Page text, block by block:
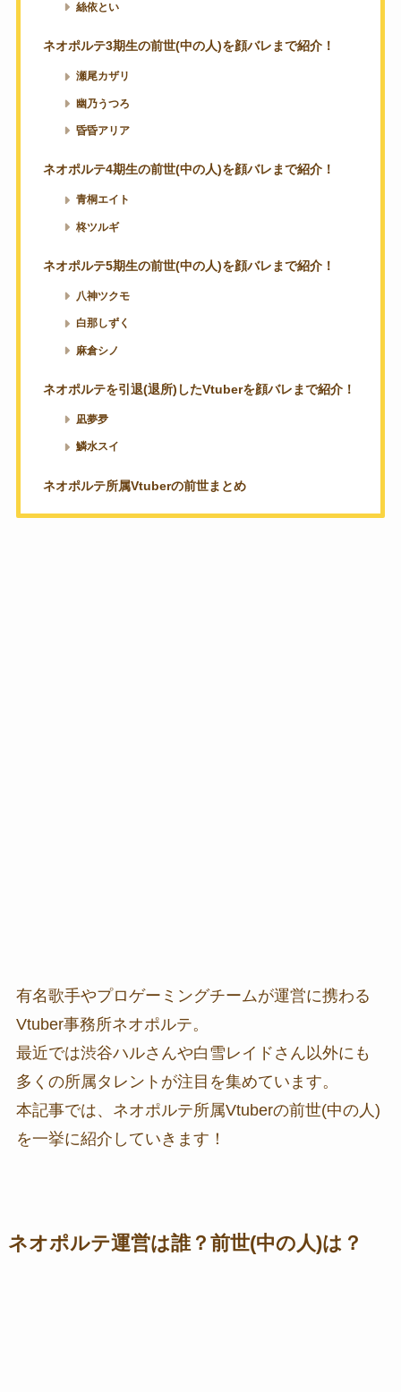
絲依とい
ネオポルテ3期生の前世(中の人)を顔バレまで紹介！
瀬尾カザリ
幽乃うつろ
昏昏アリア
ネオポルテ4期生の前世(中の人)を顔バレまで紹介！
青桐エイト
柊ツルギ
ネオポルテ5期生の前世(中の人)を顔バレまで紹介！
八神ツクモ
白那しずく
麻倉シノ
ネオポルテを引退(退所)したVtuberを顔バレまで紹介！
凪夢夛
鱗水スイ
ネオポルテ所属Vtuberの前世まとめ
有名歌手やプロゲーミングチームが運営に携わる
Vtuber事務所ネオポルテ。
最近では渋谷ハルさんや白雪レイドさん以外にも
多くの所属タレントが注目を集めています。
本記事では、ネオポルテ所属Vtuberの前世(中の人)
を一挙に紹介していきます！
ネオポルテ運営は誰？前世(中の人)は？